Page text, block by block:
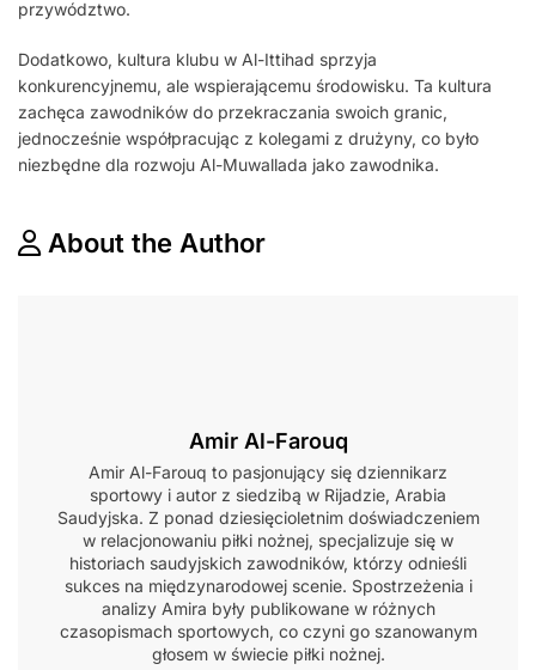
przywództwo.
Dodatkowo, kultura klubu w Al-Ittihad sprzyja
konkurencyjnemu, ale wspierającemu środowisku. Ta kultura
zachęca zawodników do przekraczania swoich granic,
jednocześnie współpracując z kolegami z drużyny, co było
niezbędne dla rozwoju Al-Muwallada jako zawodnika.
About the Author
Amir Al-Farouq
Amir Al-Farouq to pasjonujący się dziennikarz
sportowy i autor z siedzibą w Rijadzie, Arabia
Saudyjska. Z ponad dziesięcioletnim doświadczeniem
w relacjonowaniu piłki nożnej, specjalizuje się w
historiach saudyjskich zawodników, którzy odnieśli
sukces na międzynarodowej scenie. Spostrzeżenia i
analizy Amira były publikowane w różnych
czasopismach sportowych, co czyni go szanowanym
głosem w świecie piłki nożnej.